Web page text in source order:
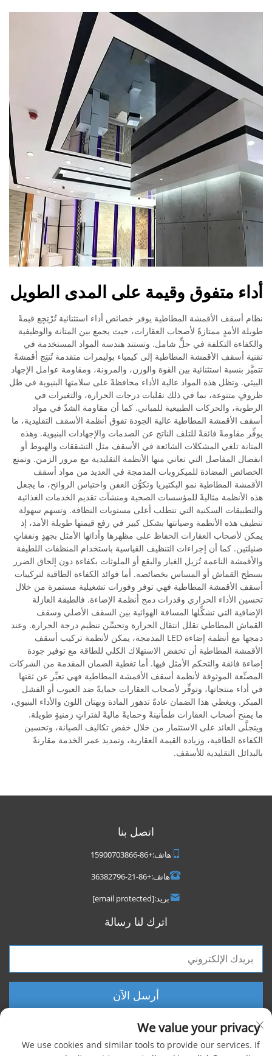
أداء متفوق وقيمة على المدى الطويل
نظام أسقف الأقمشة المطاطية يوفر خصائص أداء استثنائية تُرْتِجِع قيمةً
طويلة الأمدٍ ممتازةً لأصحاب العقارات، حيث يجمع بين المتانة والوظيفية
والكفاءة التكلفة في حلٍّ شامل. وتستند هندسة المواد المستخدمة في
تقنية أسقف الأقمشة المطاطية إلى كيمياء بوليمرات متقدمة تُنتِج أقمشةً
تتميَّز بنسبة استثنائية بين القوة والوزن، والمرونة، ومقاومة عوامل الإجهاد
البيئي. وتظل هذه المواد عالية الأداء محافظةً على سلامتها البنيوية في ظل
ظروفٍ متنوعة، بما في ذلك تقلبات درجات الحرارة، والتغيرات في
الرطوبة، والحركات الطبيعية للمباني. كما أن مقاومة الشدّ في مواد
أسقف الأقمشة المطاطية عالية الجودة تفوق أنظمة الأسقف التقليدية، ما
يوفِّر مقاومةً فائقةً للتلف الناتج عن الصدمات والإجهادات البنيوية. وهذه
المتانة تلغي المشكلات الشائعة في الأسقف مثل التشققات والهبوط أو
انفصال المفاصل التي تعاني منها الأنظمة التقليدية مع مرور الزمن. وتمنع
الخصائص المضادة للميكروبات المدمجة في العديد من مواد أسقف
الأقمشة المطاطية نمو البكتيريا وتكوُّن العفن واحتباس الروائح، ما يجعل
هذه الأنظمة مثاليةً للمؤسسات الصحية ومنشآت تقديم الخدمات الغذائية
والتطبيقات السكنية التي تتطلب أعلى مستويات النظافة. وتسهم سهولة
تنظيف هذه الأنظمة وصيانتها بشكل كبير في رفع قيمتها طويلة الأمد، إذ
يمكن لأصحاب العقارات الحفاظ على مظهرها وأدائها الأمثل بجهدٍ ونفقاتٍ
ضئيلتين. كما أن إجراءات التنظيف القياسية باستخدام المنظفات اللطيفة
والأقمشة الناعمة تُزيل الغبار والبقع أو الملوثات بكفاءة دون إلحاق الضرر
بسطح القماش أو المساس بخصائصه. أما فوائد الكفاءة الطاقية لتركيبات
أسقف الأقمشة المطاطية فهي توفر وفورات تشغيلية مستمرة من خلال
تحسين الأداء الحراري وقدرات دمج أنظمة الإضاءة. فالطبقة العازلة
الإضافية التي تشكِّلها المسافة الهوائية بين السقف الأصلي وسقف
القماش المطاطي تقلل انتقال الحرارة وتحسِّن تنظيم درجة الحرارة. وعند
دمجها مع أنظمة إضاءة LED المدمجة، يمكن لأنظمة تركيب أسقف
الأقمشة المطاطية أن تخفض الاستهلاك الكلي للطاقة مع توفير جودة
إضاءة فائقة والتحكم الأمثل فيها. أما تغطية الضمان المقدمة من الشركات
المصنِّعة الموثوقة لأنظمة أسقف الأقمشة المطاطية فهي تعبِّر عن ثقتها
في أداء منتجاتها، وتوفِّر لأصحاب العقارات حمايةً ضد العيوب أو الفشل
المبكر. ويغطي هذا الضمان عادةً تدهور المادة وبهتان اللون والأداء البنيوي،
ما يمنح أصحاب العقارات طمأنينةً وحمايةً ماليةً لفتراتٍ زمنيةٍ طويلة.
ويتجلَّى العائد على الاستثمار من خلال خفض تكاليف الصيانة، وتحسين
الكفاءة الطاقية، وزيادة القيمة العقارية، وتمديد عمر الخدمة مقارنةً
بالبدائل التقليدية للأسقف.
اتصل بنا
هاتف:+86-15900703866
هاتف:+86-21-36382796
بريد:[email protected]
اترك لنا رسالة
أرسل الآن
We value your privacy
We use cookies and similar tools to provide our services. If